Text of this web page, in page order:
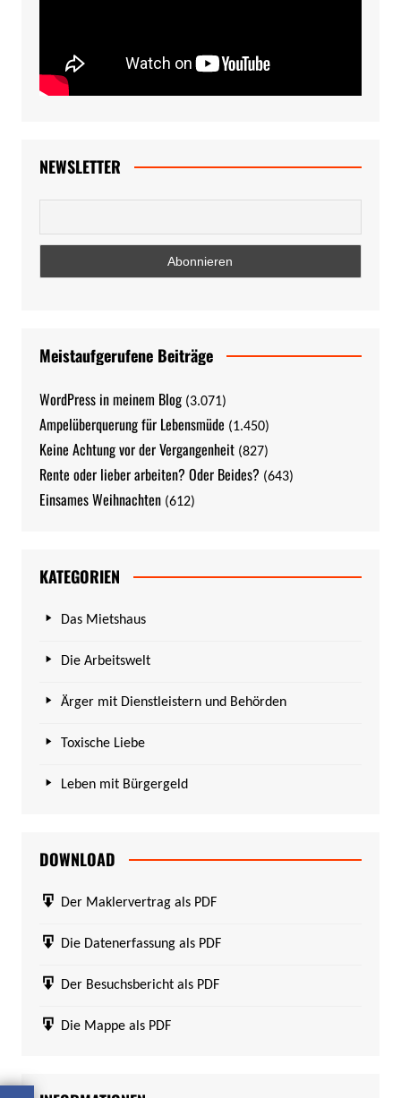
NEWSLETTER
Meistaufgerufene Beiträge
WordPress in meinem Blog (3.071)
Ampelüberquerung für Lebensmüde (1.450)
Keine Achtung vor der Vergangenheit (827)
Rente oder lieber arbeiten? Oder Beides? (643)
Einsames Weihnachten (612)
KATEGORIEN
Das Mietshaus
Die Arbeitswelt
Ärger mit Dienstleistern und Behörden
Toxische Liebe
Leben mit Bürgergeld
DOWNLOAD
Der Maklervertrag als PDF
Die Datenerfassung als PDF
Der Besuchsbericht als PDF
Die Mappe als PDF